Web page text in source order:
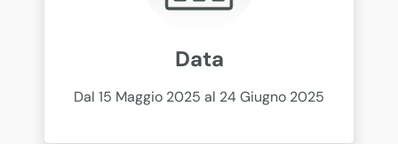
Data
Dal 15 Maggio 2025 al 24 Giugno 2025